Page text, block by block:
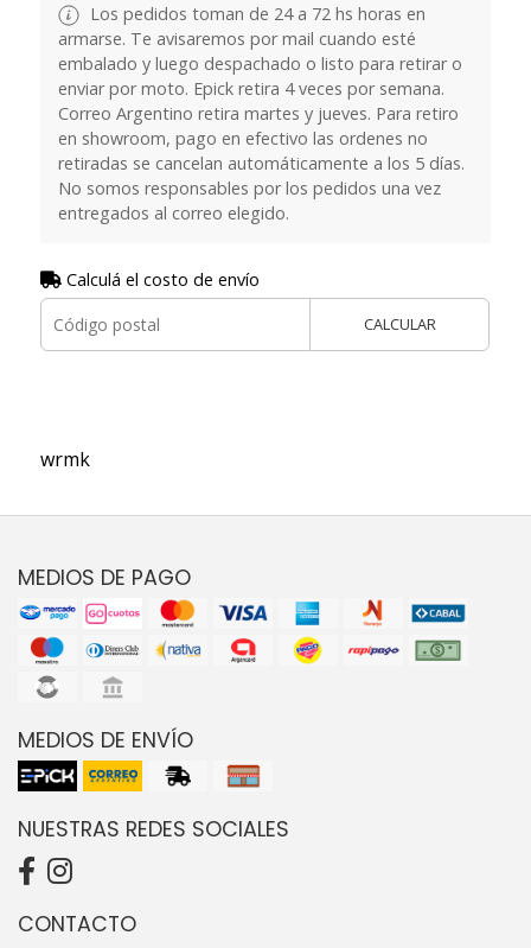
Los pedidos toman de 24 a 72 hs horas en
armarse. Te avisaremos por mail cuando esté
embalado y luego despachado o listo para retirar o
enviar por moto. Epick retira 4 veces por semana.
Correo Argentino retira martes y jueves. Para retiro
en showroom, pago en efectivo las ordenes no
retiradas se cancelan automáticamente a los 5 días.
No somos responsables por los pedidos una vez
entregados al correo elegido.
Calculá el costo de envío
CALCULAR
wrmk
MEDIOS DE PAGO
MEDIOS DE ENVÍO
NUESTRAS REDES SOCIALES
CONTACTO